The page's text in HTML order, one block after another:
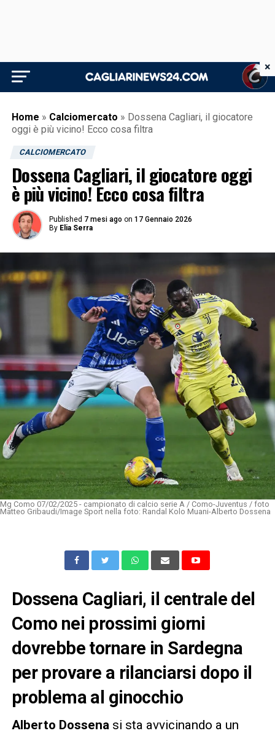
Home » Calciomercato » Dossena Cagliari, il giocatore
oggi è più vicino! Ecco cosa filtra
CALCIOMERCATO
Dossena Cagliari, il giocatore oggi
è più vicino! Ecco cosa filtra
Published 7 mesi ago on 17 Gennaio 2026
By Elia Serra
Mg Como 07/02/2025 - campionato di calcio serie A / Como-Juventus / foto
Matteo Gribaudi/Image Sport nella foto: Randal Kolo Muani-Alberto Dossena
Dossena Cagliari, il centrale del
Como nei prossimi giorni
dovrebbe tornare in Sardegna
per provare a rilanciarsi dopo il
problema al ginocchio
Alberto Dossenasi sta avvicinando a un
×